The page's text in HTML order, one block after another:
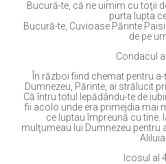
Bucură-te, că ne uimim cu toţii
purta lupta
Bucură-te, Cuvioase Părinte
de pe
Condacul
În război fiind chemat pentru
Dumnezeu, Părinte, ai strălucit
Că întru totul lepădându-te de
fii acolo unde era primejdia mai
ce luptau împreună cu tine.
mulţumeau lui Dumnezeu pentru
Aliluia!
Icosul al